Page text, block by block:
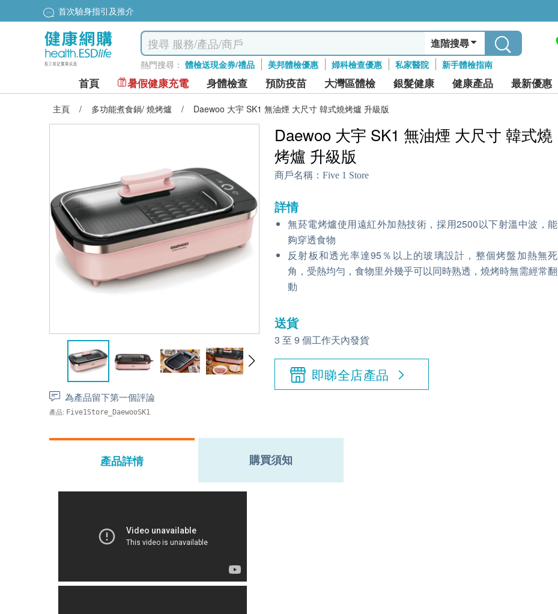
首次驗身指引及推介
進階搜尋
熱門搜尋： 體檢送現金券/禮品 美邦體檢優惠 婦科檢查優惠 私家醫院 新手體檢指南
首頁 暑假健康充電 身體檢查 預防疫苗 大灣區體檢 銀髮健康 健康產品 最新優惠
主頁 / 多功能煮食鍋/ 燒烤爐 / Daewoo 大宇 SK1 無油煙 大尺寸 韓式燒烤爐 升級版
為產品留下第一個評論
產品: Five1Store_DaewooSK1
Daewoo 大宇 SK1 無油煙 大尺寸 韓式燒
烤爐 升級版
商戶名稱： Five 1 Store
詳情
無菸電烤爐使用遠紅外加熱技術，採用2500以下射溫中波，能
夠穿透食物
反射板和透光率達95％以上的玻璃設計，整個烤盤加熱無死
角，受熱均勻，食物里外幾乎可以同時熟透，燒烤時無需經常翻
動
送貨
3 至 9 個工作天內發貨
即睇全店產品
產品詳情 購買須知